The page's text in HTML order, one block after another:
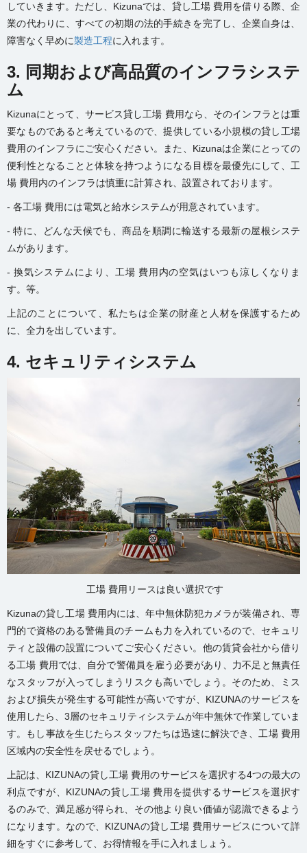
していきます。ただし、Kizunaでは、 貸し工場 費用を借り る際、企
業の代わりに、すべての初期の法的手続きを完了し、企業自身は、
障害なく早めに製造工程に入れます。
3. 同期および高品質のインフラシステ
ム
Kizunaにとって、サービス貸し工場 費用なら、そのインフラとは重
要なものであると考えているので、提供している小規模の貸し工場
費用のインフラにご安心ください。また、Kizunaは企業にとっての
便利性となることと体験を持つようになる目標を最優先にして、工
場 費用内のインフラは慎重に計算され、設置されております。
- 各工場 費用には電気と給水システムが用意されています。
- 特に、どんな天候でも、商品を順調に輸送する最新の屋根システ
ムがあります。
- 換気システムにより、工場 費用内の空気はいつも涼しくなりま
す。等。
上記のことについて、私たちは企業の財産と人材を保護するため
に、全力を出しています。
4. セキュリティシステム
工場 費用リースは良い選択です
Kizunaの貸し工場 費用内には、年中無休防犯カメラが装備され、専
門的で資格のある警備員のチームも力を入れているので、セキュリ
ティと設備の設置についてご安心ください。他の賃貸会社から借り
る工場 費用では、自分で警備員を雇う必要があり、力不足と無責任
なスタッフが入ってしまうリスクも高いでしょう。そのため、ミス
および損失が発生する可能性が高いですが、KIZUNAのサービスを
使用したら、3層のセキュリティシステムが年中無休で作業していま
す。もし事故を生じたらスタッフたちは迅速に解決でき、工場 費用
区域内の安全性を戻せるでしょう。
上記は、KIZUNAの貸し工場 費用のサービスを選択する4つの最大の
利点ですが、KIZUNAの貸し工場 費用を提供するサービスを選択す
るのみで、満足感が得られ、その他より良い価値が認識できるよう
になります。なので、KIZUNAの貸し工場 費用サービスについて詳
細をすぐに参考して、お得情報を手に入れましょう。